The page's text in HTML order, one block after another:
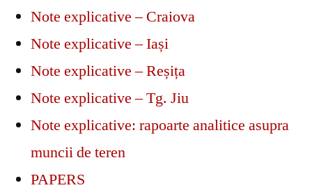
Note explicative – Craiova
Note explicative – Iași
Note explicative – Reșița
Note explicative – Tg. Jiu
Note explicative: rapoarte analitice asupra
muncii de teren
PAPERS